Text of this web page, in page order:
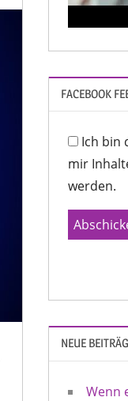
FACEBOOK
Ich bin
mir
werden.
NEUE
Wenn